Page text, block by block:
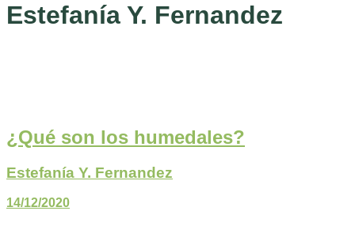
Estefanía Y. Fernandez
¿Qué son los humedales?
Estefanía Y. Fernandez
14/12/2020